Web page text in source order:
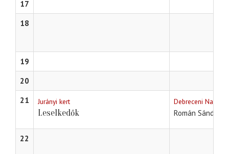
17
18
19
20
21
Jurányi kert
Leselkedők
Debreceni
Román Sándor -
22